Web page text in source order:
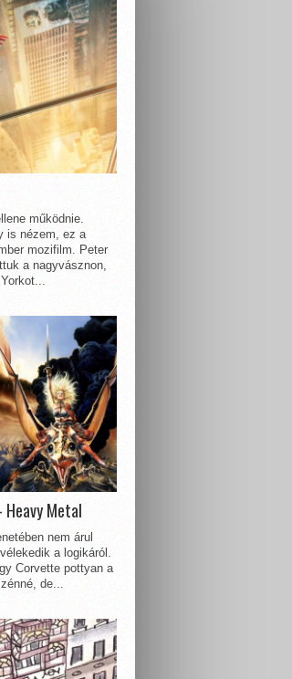
működnie.
is nézem, ez a
mozifilm. Peter
a nagyvásznon,
Metal
nem árul
a logikáról.
Corvette pottyan a
de...